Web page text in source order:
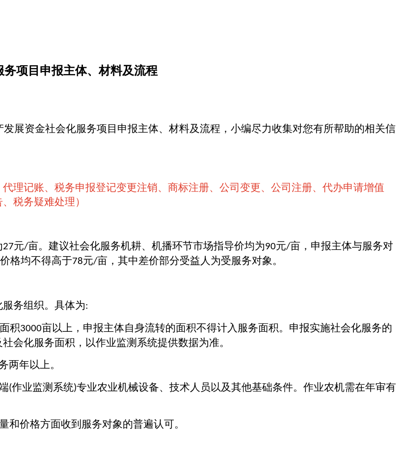
项目申报主体、材料及流程
展资金社会化服务项目申报主体、材料及流程 ，小编尽力收集对您有所帮助的相关信
理记账、税务申报登记变更注销、商标注册、公司变更、公司注册、代办申请增值
税务疑难处理）
27元/亩。建议社会化服务机耕、机播环节市场指导价均为90元/亩，申报主体与服务对
格均不得高于78元/亩，其中差价部分受益人为受服务对象。
务组织。具体为:
积3000亩以上，申报主体自身流转的面积不得计入服务面积。申报实施社会化服务的
会化服务面积，以作业监测系统提供数据为准。
两年以上。
(作业监测系统)专业农业机械设备、技术人员以及其他基础条件。作业农机需在年审有
价格方面收到服务对象的普遍认可。